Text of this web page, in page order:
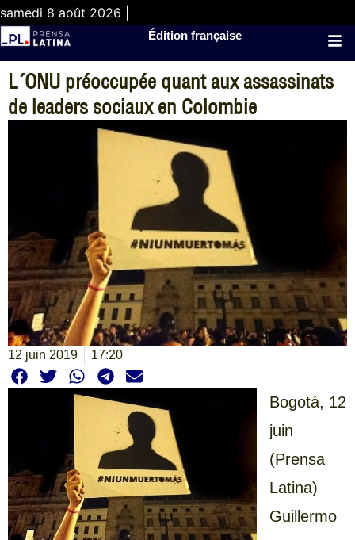
samedi 8 août 2026 |
Édition française
L´ONU préoccupée quant aux assassinats
de leaders sociaux en Colombie
12 juin 2019 17:20
Bogotá, 12
juin
(Prensa
Latina)
Guillermo